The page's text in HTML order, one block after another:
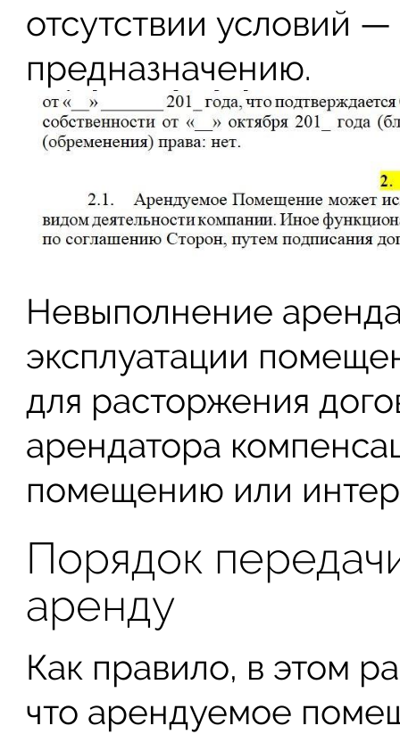
отсутствии условий
предназначению.
Невыполнение
эксплуатации
для расторжения
арендатора
помещению или
Порядок
аренду
Как правило, в этом
что арендуемое